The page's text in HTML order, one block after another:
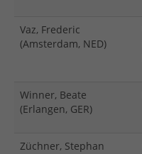
Vaz, Frederic
(Amsterdam, NED)
Winner, Beate
(Erlangen, GER)
Züchner, Stephan